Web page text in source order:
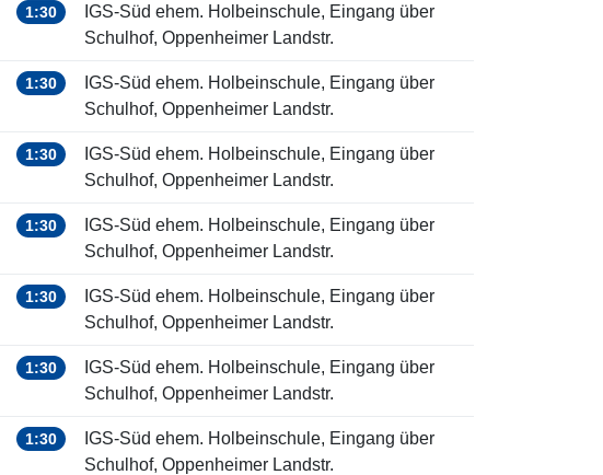
1:30
IGS-Süd ehem. Holbeinschule, Eingang über
Schulhof, Oppenheimer Landstr.
1:30
IGS-Süd ehem. Holbeinschule, Eingang über
Schulhof, Oppenheimer Landstr.
1:30
IGS-Süd ehem. Holbeinschule, Eingang über
Schulhof, Oppenheimer Landstr.
1:30
IGS-Süd ehem. Holbeinschule, Eingang über
Schulhof, Oppenheimer Landstr.
1:30
IGS-Süd ehem. Holbeinschule, Eingang über
Schulhof, Oppenheimer Landstr.
1:30
IGS-Süd ehem. Holbeinschule, Eingang über
Schulhof, Oppenheimer Landstr.
1:30
IGS-Süd ehem. Holbeinschule, Eingang über
Schulhof, Oppenheimer Landstr.